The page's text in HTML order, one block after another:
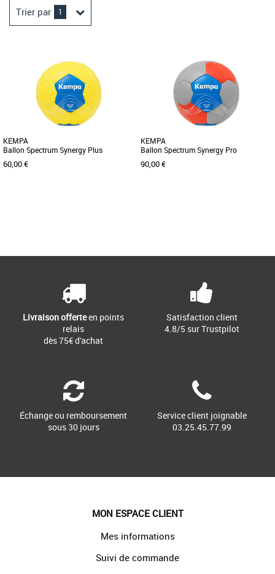
Trier par 1
KEMPA
Ballon Spectrum Synergy Plus
60,00 €
KEMPA
Ballon Spectrum Synergy Pro
90,00 €
Livraison offerteen points
relais
dès 75€ d'achat
Satisfaction client
4.8/5 sur Trustpilot
Échange ou remboursement
sous 30 jours
Service client joignable
03.25.45.77.99
MON ESPACE CLIENT
Mes informations
Suivi de commande